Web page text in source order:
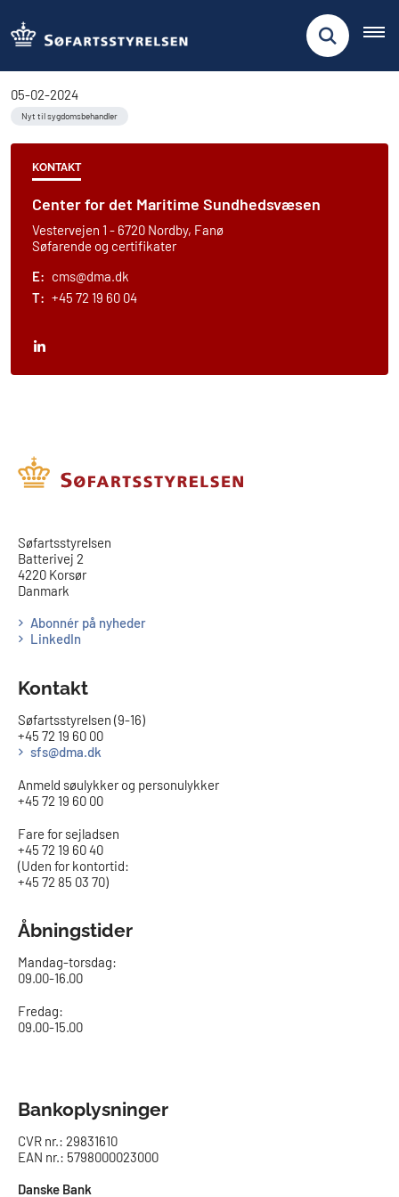
05-02-2024
Nyt til sygdomsbehandler
KONTAKT
Center for det Maritime Sundhedsvæsen
Vestervejen 1 - 6720 Nordby, Fanø
Søfarende og certifikater
E: cms@dma.dk
T: +45 72 19 60 04
​​Søfartsstyrelsen
Batterivej 2
4220 Korsør
Danmark
Abonnér på nyheder
LinkedIn
Kontakt
Søfartsstyrelsen (9-16)
+45 72 19 60 00
sfs@dma.dk
Anmeld søulykker og personulykker
+45 72 19 60 00
Fare for sejladsen
+45 72 19 60 40
(Uden for kontortid:
+45 72 85 03 70)
Åbningstider
Mandag-torsdag:
09.00-16.00​
Fredag:
09.00-15.00
Bankoplysninger
CVR nr.: 29831610
EAN nr.: 5798000023000
Danske Bank